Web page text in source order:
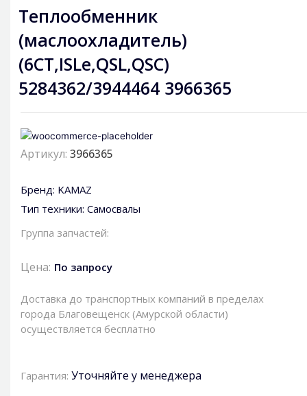
Теплообменник
(маслоохладитель)
(6СТ,ISLe,QSL,QSC)
5284362/3944464 3966365
Артикул: 3966365
Бренд: KAMAZ
Тип техники: Самосвалы
Группа запчастей:
Цена: По запросу
Доставка до транспортных компаний в пределах
города Благовещенск (Амурской области)
осуществляется бесплатно
Гарантия: Уточняйте у менеджера